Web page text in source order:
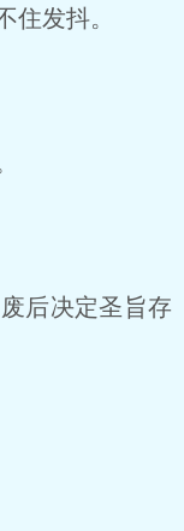
发抖。
后决定圣旨存